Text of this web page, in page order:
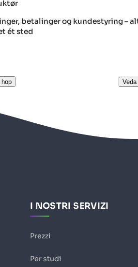
betalinger og kundestyring –
ét sted
hop
I NOSTRI SERVIZI
Prezzi
Per studi